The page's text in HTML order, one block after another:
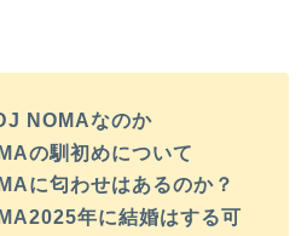
NOMAなのか
の馴初めについて
に匂わせはあるのか？
年に結婚はする可